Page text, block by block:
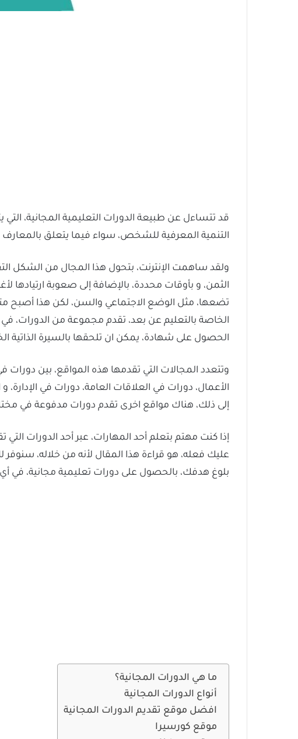
قد تتساءل عن طبيعة الدورات التعليمية المجانية، التي
التنمية المعرفية للشخص، سواء فيما يتعلق بالمعارف
ولقد ساهمت الإنترنت، بتحول هذا المجال من الشكل
الثمن، و بأوقات محددة، بالإضافة إلى صعوبة
تضعها، مثل الوضع الاجتماعي والسن، لكن هذا أصبح
الخاصة بالتعليم عن بعد، تقدم مجموعة من الدورات،
الحصول على شهادة، يمكن ان تلحقها بالسيرة الذاتية
وتتعدد المجالات التي تقدمها هذه المواقع، بين دورات
الأعمال، دورات في العلاقات العامة، دورات في الإدارة،
إلى ذلك، هناك مواقع اخرى تقدم دورات مدفوعة في
إذا كنت مهتم بتعلم أحد المهارات، عبر أحد الدورات
عليك فعله، هو قراءة هذا المقال لأنه من خلاله،
بلوغ هدفك، بالحصول على دورات تعليمية مجانية، في
ما هي الدورات المجانية؟
أنواع الدورات المجانية
افضل موقع تقديم الدورات المجانية
موقع كورسيرا